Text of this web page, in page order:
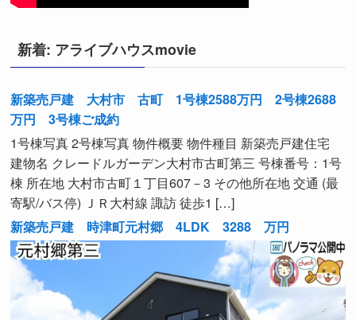
新着: アライブハウスmovie
新築売戸建 大村市 古町 1号棟2588万円 2号棟2688
万円 3号棟ご成約
1号棟写真 2号棟写真 物件概要 物件種目 新築売戸建住宅
建物名 クレードルガーデン大村市古町第三 号棟番号：1号
棟 所在地 大村市古町１丁目607－3 その他所在地 交通 (最
寄駅/バス停) ＪＲ大村線 諏訪 徒歩1 […]
新築売戸建 時津町元村郷 4LDK 3288 万円